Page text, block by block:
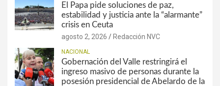
El Papa pide soluciones de paz,
estabilidad y justicia ante la “alarmante”
crisis en Ceuta
agosto 2, 2026 Redacción NVC
NACIONAL
Gobernación del Valle restringirá el
ingreso masivo de personas durante la
posesión presidencial de Abelardo de la